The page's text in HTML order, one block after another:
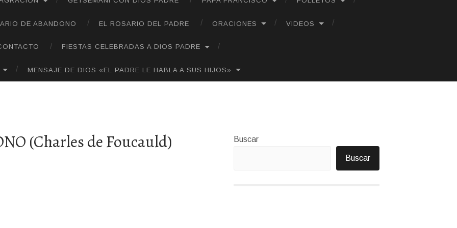
DE ABANDONO EL ROSARIO DEL PADRE ORACIONES VIDEOS
FIESTAS CELEBRADAS A DIOS PADRE
MENSAJE DE DIOS «EL PADRE LE HABLA A SUS HIJOS»
(Charles de Foucauld) Buscar
Buscar